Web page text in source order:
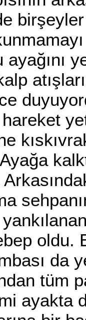
birşeyler
ayağını
hareket
oldu.
da
tüm
ayakta